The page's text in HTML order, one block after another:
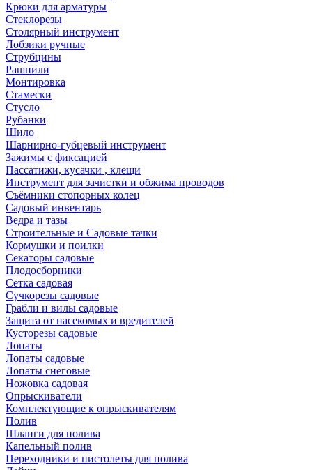
Крюки для арматуры
Стеклорезы
Столярный инструмент
Лобзики ручные
Струбцины
Рашпили
Монтировка
Стамески
Стусло
Рубанки
Шило
Шарнирно-губцевый инструмент
Зажимы с фиксацией
Пассатижи, кусачки , клещи
Инструмент для зачистки и обжима проводов
Съёмники стопорных колец
Садовый инвентарь
Ведра и тазы
Строительные и Садовые тачки
Кормушки и поилки
Секаторы садовые
Плодосборники
Сетка садовая
Сучкорезы садовые
Грабли и вилы садовые
Защита от насекомых и вредителей
Кусторезы садовые
Лопаты
Лопаты садовые
Лопаты снеговые
Ножовка садовая
Опрыскиватели
Комплектующие к опрыскивателям
Полив
Шланги для полива
Капельный полив
Переходники и пистолеты для полива